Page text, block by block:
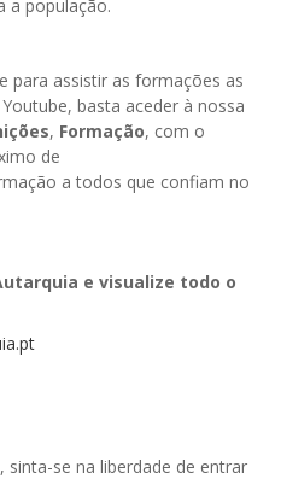
a população.
para assistir as formações as
basta aceder à nossa
, Formação, com o
de
a todos que confiam no
e visualize todo o
sinta-se na liberdade de entrar